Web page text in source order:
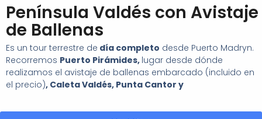
Península Valdés con Avistaje
de Ballenas
Es un tour terrestre de día completo desde Puerto Madryn.
Recorremos Puerto Pirámides, lugar desde dónde
realizamos el avistaje de ballenas embarcado (incluido en
el precio), Caleta Valdés, Punta Cantor y